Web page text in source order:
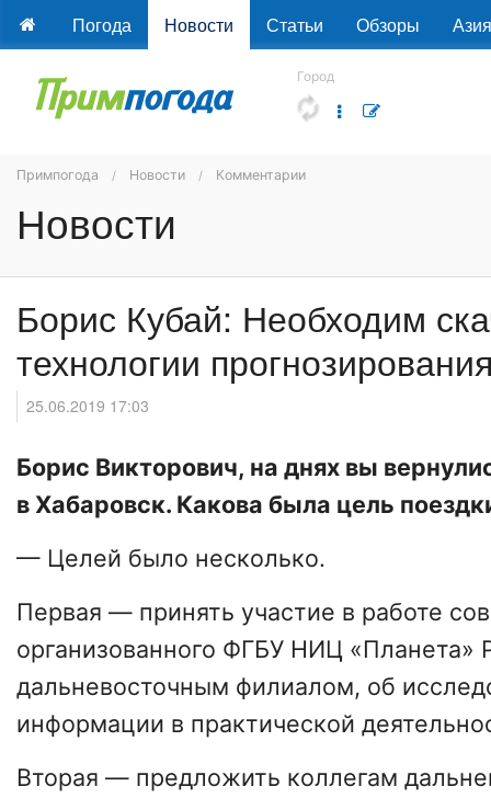
Погода Новости Статьи Обзоры Азия
Город
Примпогода Новости Комментарии
Новости
Борис Кубай: Необходим
технологии
25.06.2019 17:03
Борис Викторович, на днях вы
в Хабаровск. Какова была цель
— Целей было несколько.
Первая — принять участие в работе
организованного ФГБУ НИЦ «Планета»
дальневосточным филиалом, об
информации в практической
Вторая — предложить коллегам